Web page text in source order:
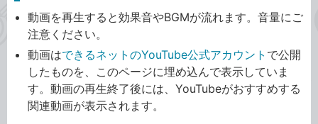
動画を再生すると効果音やBGMが流れます。音量にご
注意ください。
動画はできるネットのYouTube公式アカウント で公開
したものを、このページに埋め込んで表示していま
す。動画の再生終了後には、YouTubeがおすすめする
関連動画が表示されます。